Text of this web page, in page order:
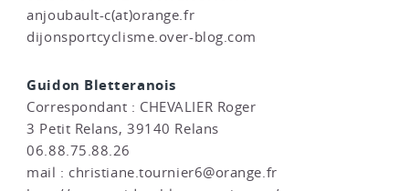
anjoubault-c(at)orange.fr
dijonsportcyclisme.over-blog.com
Guidon Bletteranois
Correspondant : CHEVALIER Roger
3 Petit Relans, 39140 Relans
06.88.75.88.26
mail : christiane.tournier6@orange.fr